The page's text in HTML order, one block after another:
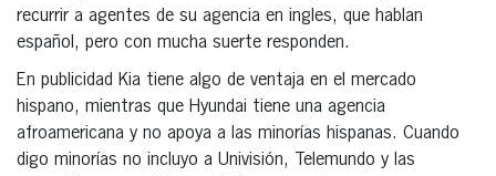
recurrir a agentes de su agencia en ingles, que hablan
español, pero con mucha suerte responden.
En publicidad Kia tiene algo de ventaja en el mercado
hispano, mientras que Hyundai tiene una agencia
afroamericana y no apoya a las minorías hispanas. Cuando
digo minorías no incluyo a Univisión, Telemundo y las